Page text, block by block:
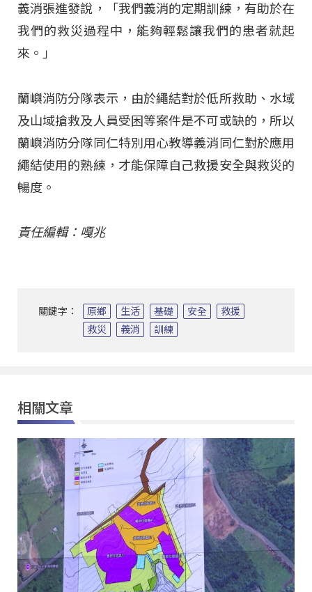
義消張進發說，「我們義消的定期訓練，有助於在
我們的救災過程中，能夠輕鬆讓我們的患者就起
來。」
蘭嶼消防分隊表示，由於繩結對於低所救助、水域
及山域搶救及人員受困等案件是不可或缺的，所以
蘭嶼消防分隊同仁特別用心教導義消同仁對於應用
繩結使用的熟練，才能保障自己救援安全與救災的
暢度。
責任編輯：嘎兆
關鍵字： 原鄉 生活 基礎 安全
救援
救災
義消 訓練
相關文章